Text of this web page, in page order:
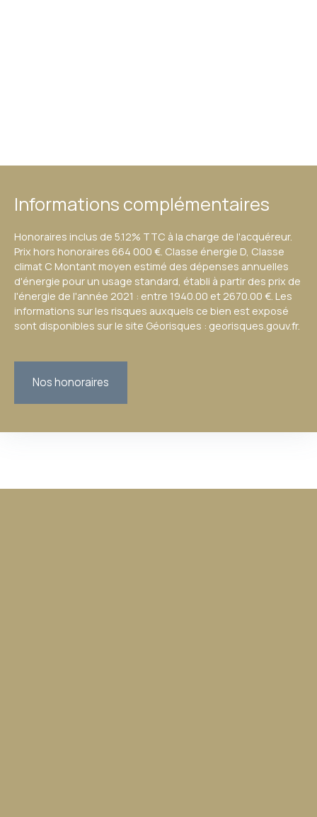
Informations complémentaires
Honoraires inclus de 5.12% TTC à la charge de l'acquéreur.
Prix hors honoraires 664 000 €. Classe énergie D, Classe
climat C Montant moyen estimé des dépenses annuelles
d'énergie pour un usage standard, établi à partir des prix de
l'énergie de l'année 2021 : entre 1940.00 et 2670.00 €. Les
informations sur les risques auxquels ce bien est exposé
sont disponibles sur le site Géorisques : georisques.gouv.fr.
Nos honoraires